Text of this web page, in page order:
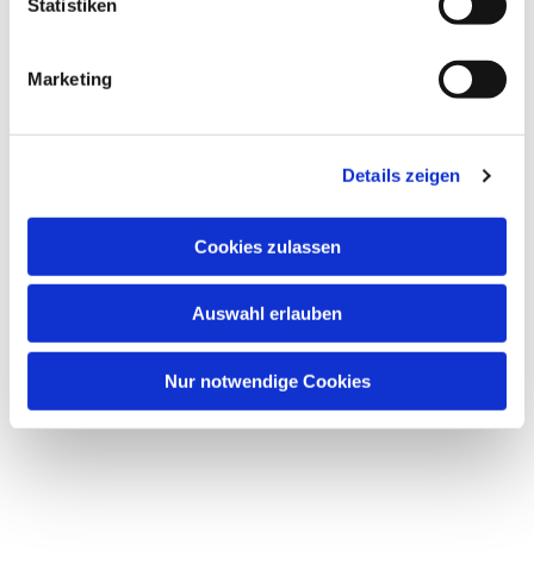
Statistiken
Marketing
Details zeigen
Cookies zulassen
Auswahl erlauben
Nur notwendige Cookies